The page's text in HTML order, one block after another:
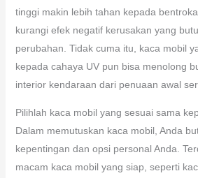
tinggi makin lebih tahan kepada
kurangi efek negatif kerusakan yang
perubahan. Tidak cuma itu, kaca mobil
kepada cahaya UV pun bisa menolong
interior kendaraan dari penuaan awal
Pilihlah kaca mobil yang sesuai sama
Dalam memutuskan kaca mobil, Anda
kepentingan dan opsi personal Anda.
macam kaca mobil yang siap, seperti